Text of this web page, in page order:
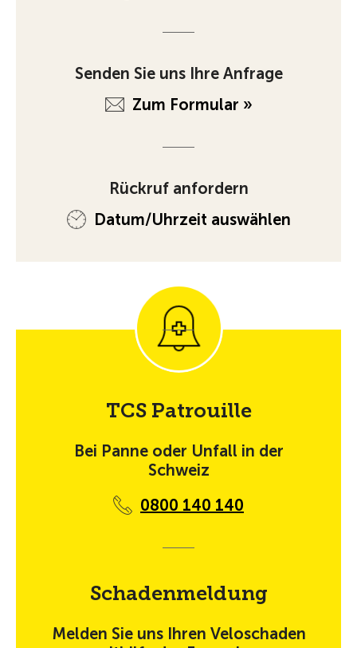
Senden Sie uns Ihre Anfrage
Zum Formular »
Rückruf anfordern
Datum/Uhrzeit auswählen
TCS Patrouille
Bei Panne oder Unfall in der
Schweiz
0800 140 140
Schadenmeldung
Melden Sie uns Ihren Veloschaden